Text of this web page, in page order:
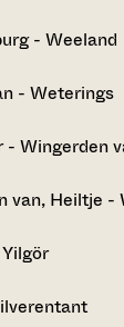
- Weeland
- Weterings
- Wingerden
van, Heiltje -